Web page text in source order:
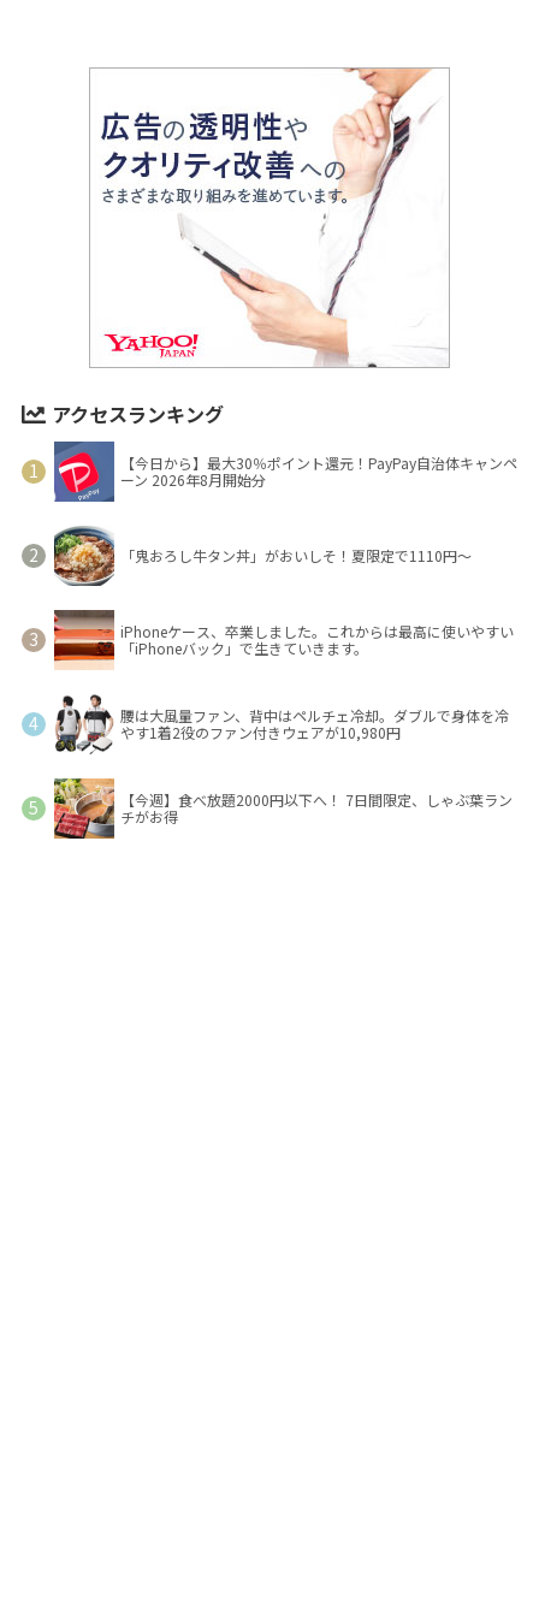
アクセスランキング
【今日から】最大30％ポイント還元！PayPay自治体キャンペ
ーン 2026年8月開始分
「鬼おろし牛タン丼」がおいしそ！夏限定で1110円～
iPhoneケース、卒業しました。これからは最高に使いやすい
「iPhoneバック」で生きていきます。
腰は大風量ファン、背中はペルチェ冷却。ダブルで身体を冷
やす1着2役のファン付きウェアが10,980円
【今週】食べ放題2000円以下へ！ 7日間限定、しゃぶ葉ラン
チがお得